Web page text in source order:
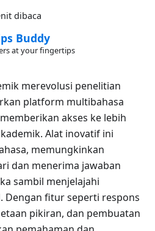
dibaca
Buddy
at your fingertips
merevolusi penelitian
platform multibahasa
akses ke lebih
Alat inovatif ini
memungkinkan
dan menerima jawaban
sambil menjelajahi
Dengan fitur seperti respons
pikiran, dan pembuatan